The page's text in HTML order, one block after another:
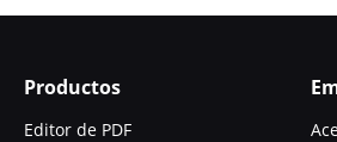
Productos
Editor de PDF